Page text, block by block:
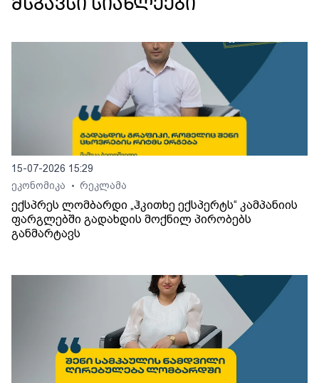
მსგავსი სიახლეები
15-07-2026 15:29
ეკონომიკა
• რეკლამა
ექსპრეს ლომბარდი „ჰკითხე ექსპერტს“ კამპანიის
ფარგლებში გადახდის მოქნილ პირობებს
განმარტავს